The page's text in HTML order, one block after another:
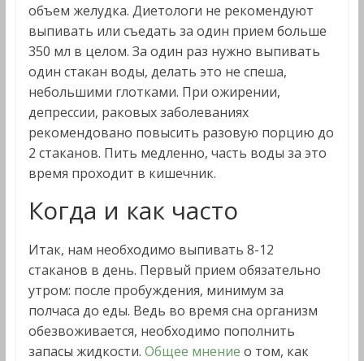
объем желудка. Диетологи не рекомендуют
выпивать или съедать за один прием больше
350 мл в целом. За один раз нужно выпивать
один стакан воды, делать это не спеша,
небольшими глотками. При ожирении,
депрессии, раковых заболеваниях
рекомендовано повысить разовую порцию до
2 стаканов. Пить медленно, часть воды за это
время проходит в кишечник.
Когда и как часто
Итак, нам необходимо выпивать 8-12
стаканов в день. Первый прием обязательно
утром: после пробуждения, минимум за
полчаса до еды. Ведь во время сна организм
обезвоживается, необходимо пополнить
запасы жидкости. Общее мнение о том, как